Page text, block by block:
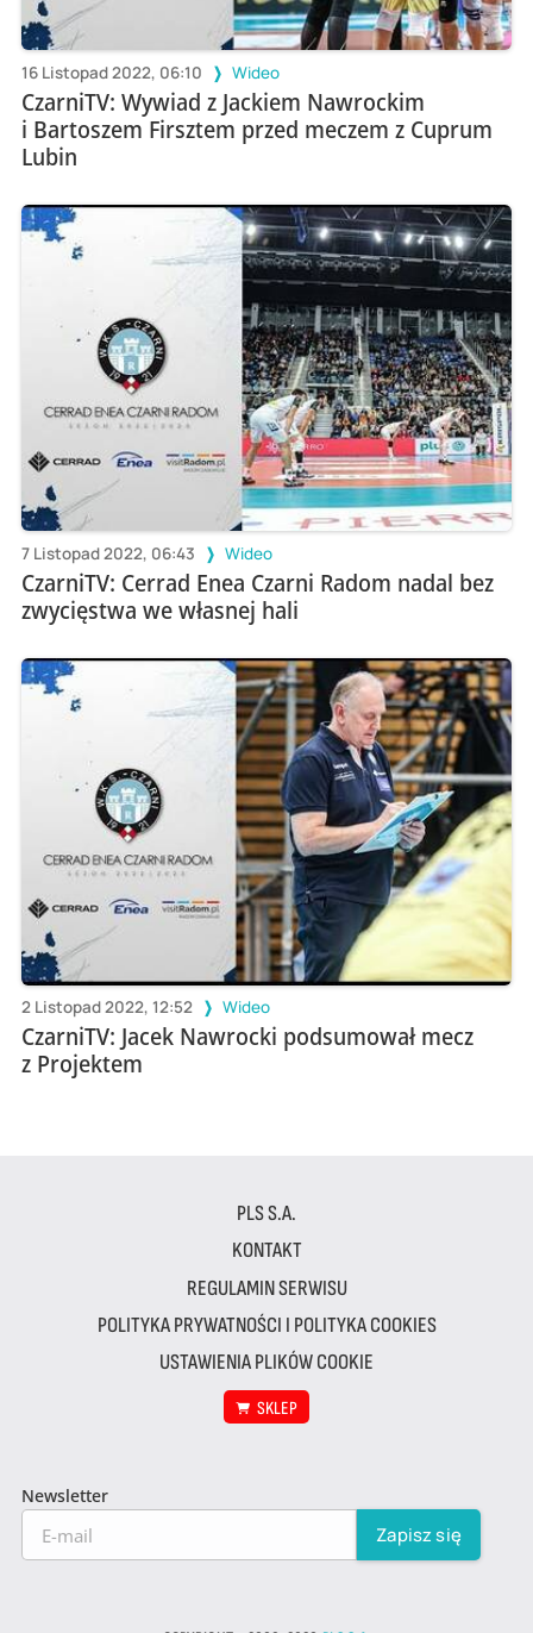
16 Listopad 2022, 06:10 Wideo
CzarniTV: Wywiad z Jackiem Nawrockim
i Bartoszem Firsztem przed meczem z Cuprum
Lubin
7 Listopad 2022, 06:43 Wideo
CzarniTV: Cerrad Enea Czarni Radom nadal bez
zwycięstwa we własnej hali
2 Listopad 2022, 12:52 Wideo
CzarniTV: Jacek Nawrocki podsumował mecz
z Projektem
PLS S.A.
KONTAKT
REGULAMIN SERWISU
POLITYKA PRYWATNOŚCI I POLITYKA COOKIES
USTAWIENIA PLIKÓW COOKIE
SKLEP
Newsletter